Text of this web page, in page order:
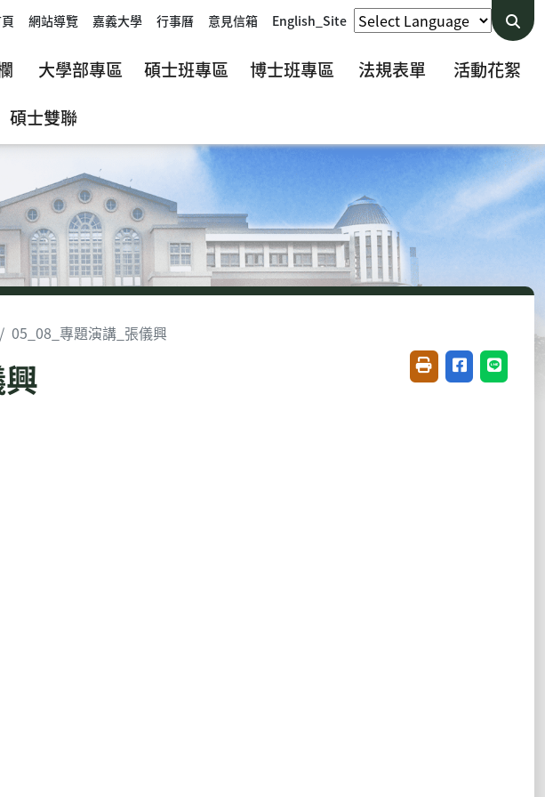
網站導覽 嘉義大學 行事曆 意見信箱 English_Site
大學部專區 碩士班專區 博士班專區 法規表單
活動花絮
碩士雙聯
05_08_專題演講_張儀興
友善列印(開新視窗)
分享至臉書(
分享至